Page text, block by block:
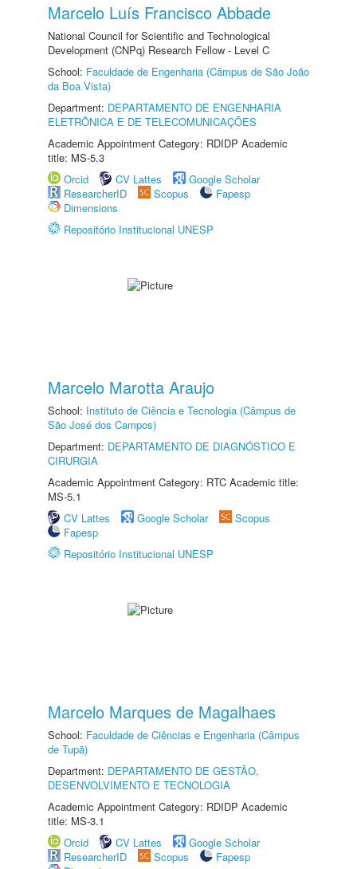
Marcelo Luís Francisco Abbade
National Council for Scientific and Technological
Development (CNPq) Research Fellow - Level C
School: Faculdade de Engenharia (Câmpus de São João
da Boa Vista)
Department: DEPARTAMENTO DE ENGENHARIA
ELETRÔNICA E DE TELECOMUNICAÇÕES
Academic Appointment Category: RDIDP Academic
title: MS-5.3
Orcid
CV Lattes
Google Scholar
ResearcherID
Scopus
Fapesp
Dimensions
Repositório Institucional UNESP
Marcelo Marotta Araujo
School: Instituto de Ciência e Tecnologia (Câmpus de
São José dos Campos)
Department: DEPARTAMENTO DE DIAGNÓSTICO E
CIRURGIA
Academic Appointment Category: RTC Academic title:
MS-5.1
CV Lattes
Google Scholar
Scopus
Fapesp
Repositório Institucional UNESP
Marcelo Marques de Magalhaes
School: Faculdade de Ciências e Engenharia (Câmpus
de Tupã)
Department: DEPARTAMENTO DE GESTÃO,
DESENVOLVIMENTO E TECNOLOGIA
Academic Appointment Category: RDIDP Academic
title: MS-3.1
Orcid
CV Lattes
Google Scholar
ResearcherID
Scopus
Fapesp